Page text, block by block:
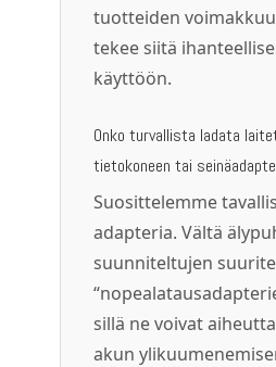
tuotteiden
tekee siitä
käyttöön.
Onko turvallista ladata
tietokoneen tai
Suosittelemme
adapteria. Vältä
suunniteltujen
sillä ne voivat
akun